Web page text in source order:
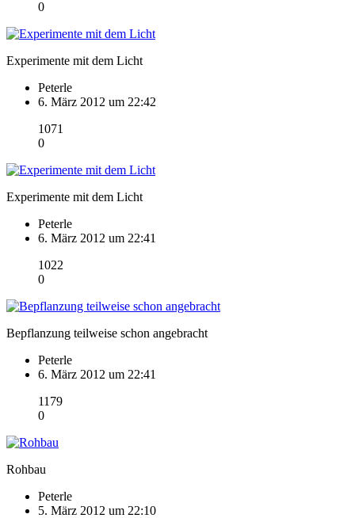
0
Experimente mit dem Licht
Peterle
6. März 2012 um 22:42
1071
0
Experimente mit dem Licht
Peterle
6. März 2012 um 22:41
1022
0
Bepflanzung teilweise schon angebracht
Peterle
6. März 2012 um 22:41
1179
0
Rohbau
Peterle
5. März 2012 um 22:10